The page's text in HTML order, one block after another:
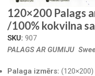
120×200 Palags
/100% kokvilna
SKU: 907
PALAGS AR GUMIJU
Palaga izmērs: